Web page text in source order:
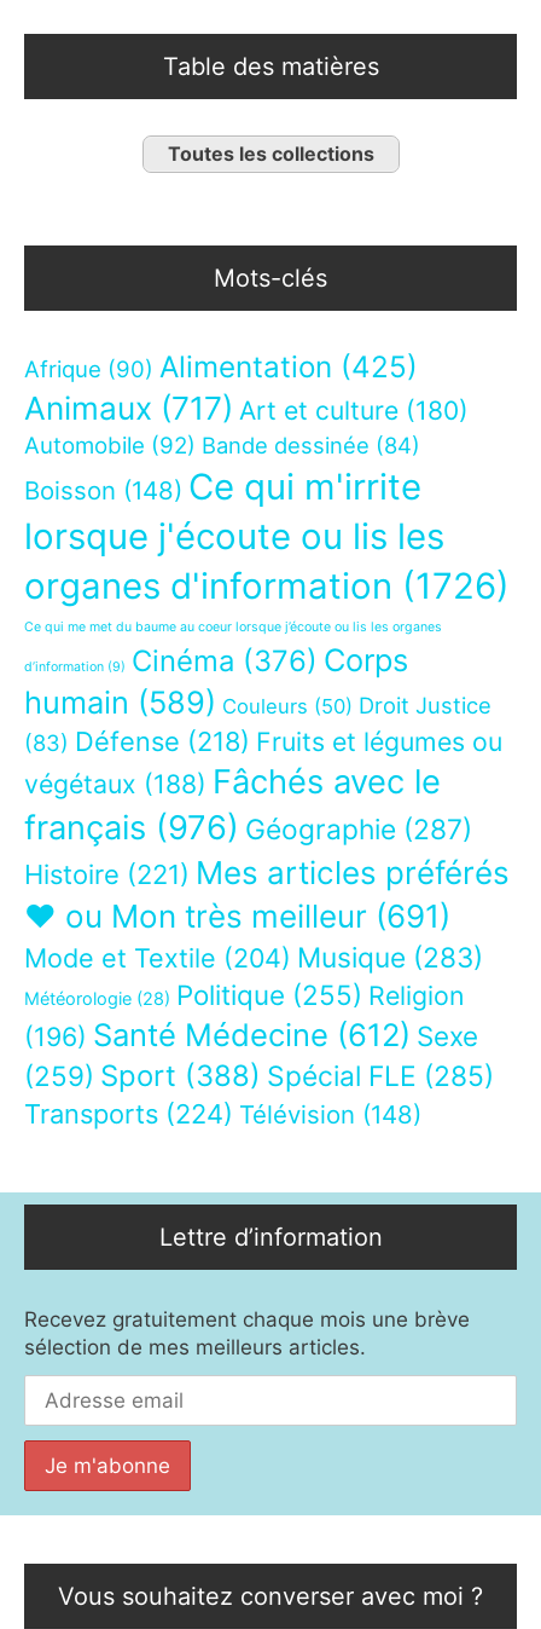
Table des matières
Toutes les collections
Mots-clés
Afrique (90) Alimentation (425)
Animaux (717) Art et culture (180)
Automobile (92) Bande dessinée (84)
Boisson (148) Ce qui m'irrite
lorsque j'écoute ou lis les
organes d'information (1726)
Ce qui me met du baume au coeur lorsque j’écoute ou lis les organes
d’information (9) Cinéma (376) Corps
humain (589) Couleurs (50) Droit Justice
(83) Défense (218) Fruits et légumes ou
végétaux (188) Fâchés avec le
français (976) Géographie (287)
Histoire (221) Mes articles préférés
❤ ou Mon très meilleur (691)
Mode et Textile (204) Musique (283)
Météorologie (28) Politique (255) Religion
(196) Santé Médecine (612) Sexe
(259) Sport (388) Spécial FLE (285)
Transports (224) Télévision (148)
Lettre d’information
Recevez gratuitement chaque mois une brève
sélection de mes meilleurs articles.
Vous souhaitez converser avec moi ?